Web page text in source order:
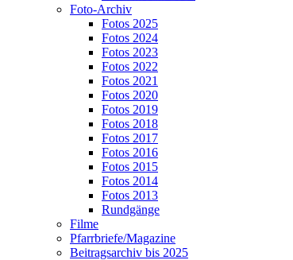
Foto-Archiv
Fotos 2025
Fotos 2024
Fotos 2023
Fotos 2022
Fotos 2021
Fotos 2020
Fotos 2019
Fotos 2018
Fotos 2017
Fotos 2016
Fotos 2015
Fotos 2014
Fotos 2013
Rundgänge
Filme
Pfarrbriefe/Magazine
Beitragsarchiv bis 2025